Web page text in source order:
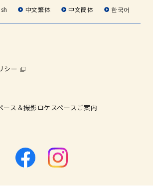
中文繁体 中文簡体 한국어
シー
ース＆撮影ロケスペースご案内